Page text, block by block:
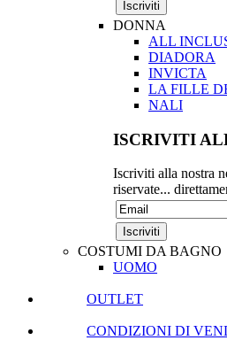
DONNA
ALL
DIADORA
INVICTA
LA FILLE
NALI
ISCRIVITI
Iscriviti alla nostra
riservate...
COSTUMI DA BAGNO
UOMO
OUTLET
CONDIZIONI DI